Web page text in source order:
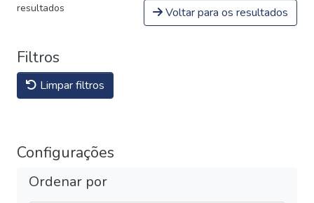
resultados Voltar para os resultados
Filtros
Limpar filtros
Configurações
Ordenar por